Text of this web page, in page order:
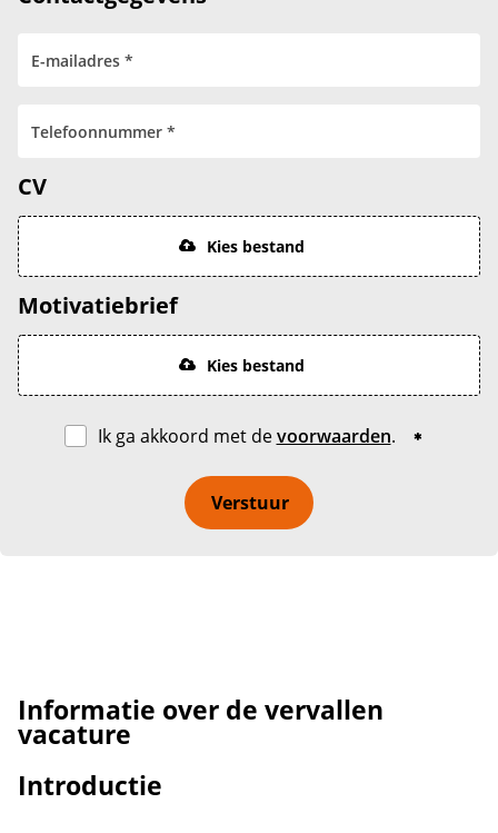
CV
Kies bestand
Motivatiebrief
Kies bestand
Ik ga akkoord met devoorwaarden.
Verstuur
Informatie over de vervallen
vacature
Introductie